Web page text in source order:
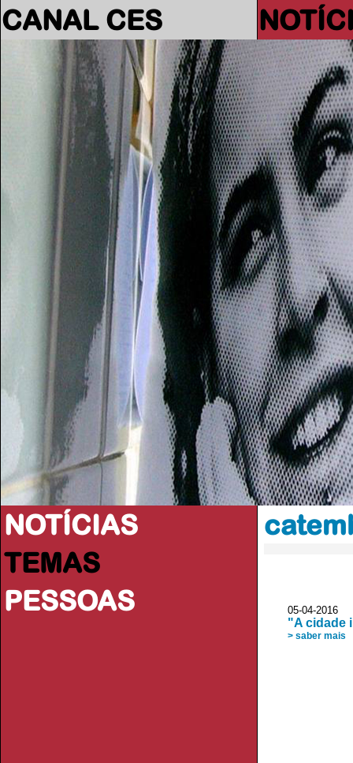
CANAL CES
NOTÍCIAS
TEMAS
PESSOAS
05-04-2016
"A cidade
> saber mais